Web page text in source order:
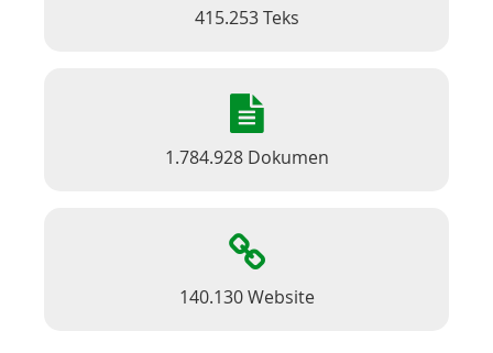
415.253 Teks
1.784.928 Dokumen
140.130 Website